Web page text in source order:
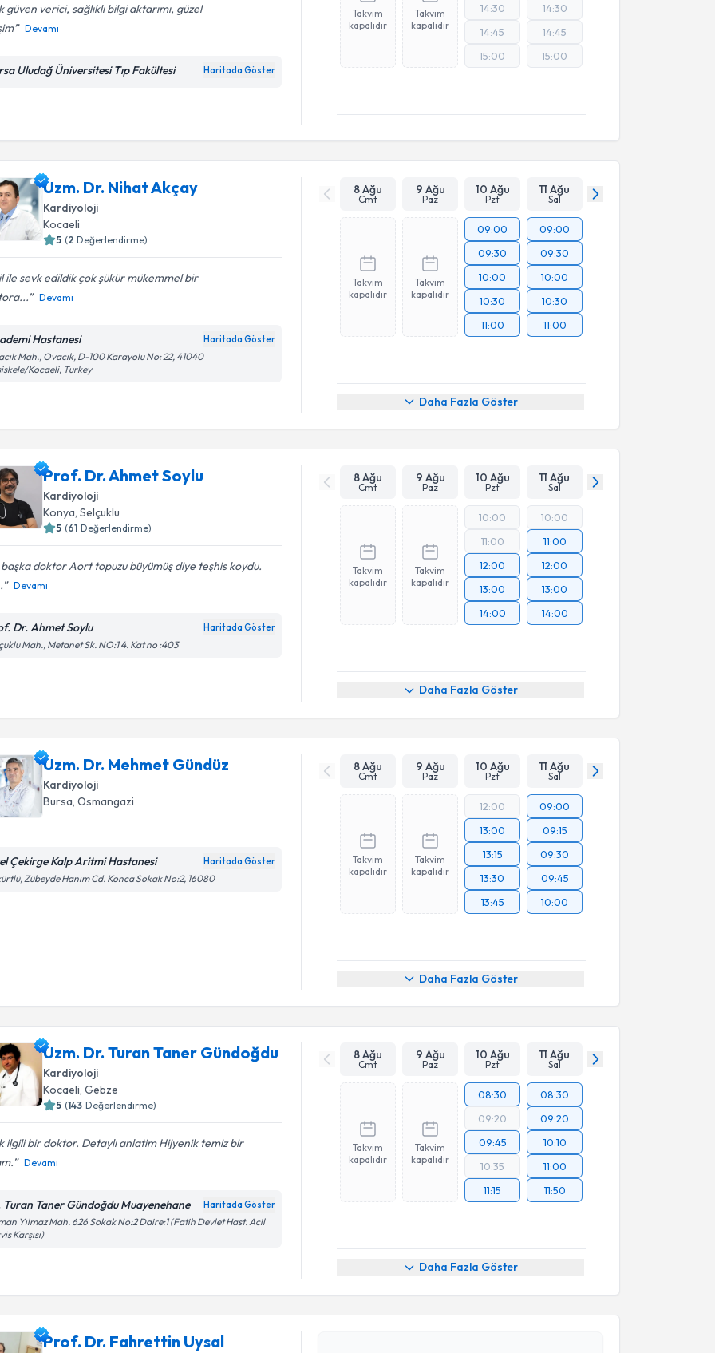
güven verici, sağlıklı bilgi aktarımı, güzel
Devamı
Uludağ Üniversitesi Tıp Fakültesi Haritada Göster
Takvim
kapalıdır
Takvim
kapalıdır
14:30
14:45
15:00
14:30
14:45
15:00
Uzm. Dr. Nihat Akçay
Kardiyoloji
Kocaeli
5 (2 Değerlendirme)
ile sevk edildik çok şükür mükemmel bir
Devamı
Hastanesi Haritada Göster
Mah., Ovacık, D-100 Karayolu No: 22, 41040
Kocaeli, Turkey
8 Ağu
Cmt
9 Ağu
Paz
10 Ağu
Pzt
11 Ağu
Sal
Takvim
kapalıdır
Takvim
kapalıdır
09:00
09:30
10:00
10:30
11:00
09:00
09:30
10:00
10:30
11:00
Daha Fazla Göster
Prof. Dr. Ahmet Soylu
Kardiyoloji
Konya, Selçuklu
5 (61 Değerlendirme)
doktor Aort topuzu büyümüş diye teşhis koydu.
Devamı
Dr. Ahmet Soylu Haritada Göster
Mah., Metanet Sk. NO:1 4. Kat no :403
8 Ağu
Cmt
9 Ağu
Paz
10 Ağu
Pzt
11 Ağu
Sal
Takvim
kapalıdır
Takvim
kapalıdır
10:00
11:00
12:00
13:00
14:00
10:00
11:00
12:00
13:00
14:00
Daha Fazla Göster
Uzm. Dr. Mehmet Gündüz
Kardiyoloji
Bursa , Osmangazi
Çekirge Kalp Aritmi Hastanesi Haritada Göster
Zübeyde Hanım Cd. Konca Sokak No:2, 16080
8 Ağu
Cmt
9 Ağu
Paz
10 Ağu
Pzt
11 Ağu
Sal
Takvim
kapalıdır
Takvim
kapalıdır
12:00
13:00
13:15
13:30
13:45
09:00
09:15
09:30
09:45
10:00
Daha Fazla Göster
Uzm. Dr. Turan Taner Gündoğdu
Kardiyoloji
Kocaeli, Gebze
5 (143 Değerlendirme)
ilgili bir doktor. Detaylı anlatim Hijyenik temiz bir
Devamı
Turan Taner Gündoğdu Muayenehane Haritada Göster
Yılmaz Mah. 626 Sokak No:2 Daire:1 (Fatih Devlet Hast. Acil
Karşısı)
8 Ağu
Cmt
9 Ağu
Paz
10 Ağu
Pzt
11 Ağu
Sal
Takvim
kapalıdır
Takvim
kapalıdır
08:30
09:20
09:45
10:35
11:15
08:30
09:20
10:10
11:00
11:50
Daha Fazla Göster
Prof. Dr. Fahrettin Uysal
Randevu Takvimi Talebi
Prof. Dr. Fahrettin Uysal